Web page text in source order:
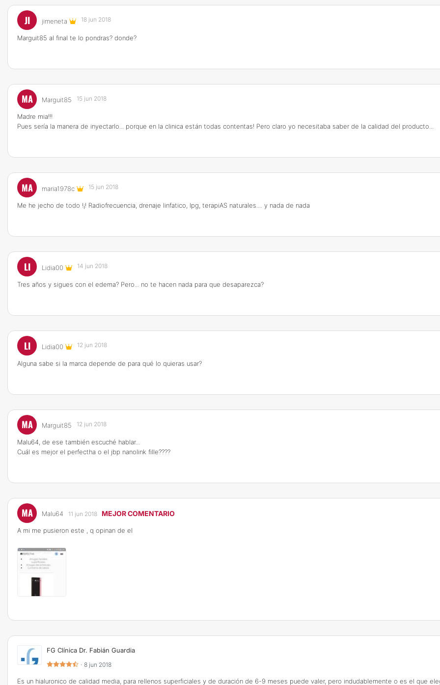
JI jimeneta 18 jun 2018
Marguit85 al final te lo pondras? donde?
MA Marguit85 15 jun 2018
Madre mia!!!
Pues sería la manera de inyectarlo... porque en la clinica están todas contentas! Pero claro yo necesitaba saber de la calidad del producto...
MA maria1978c 15 jun 2018
Me he jecho de todo !¡! Radiofrecuencia, drenaje linfatico, lpg, terapiAS naturales.... y nada de nada
LI Lidia00 14 jun 2018
Tres años y sigues con el edema? Pero... no te hacen nada para que desaparezca?
LI Lidia00 12 jun 2018
Alguna sabe si la marca depende de para qué lo quieras usar?
MA Marguit85 12 jun 2018
Malu64, de ese también escuché hablar...
Cuál es mejor el perfectha o el jbp nanolink fille????
MA Malu64 11 jun 2018 MEJOR COMENTARIO
A mi me pusieron este , q opinan de el
FG Clínica Dr. Fabián Guardia
· 8 jun 2018
Es un hialuronico de calidad media, para rellenos superficiales y de duración de 6-9 meses puede valer, pero indudablemente o es el que